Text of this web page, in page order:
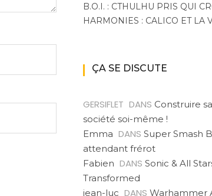
B.O.I. : CTHULHU PRIS QUI
HARMONIES : CALICO ET LA
ÇA SE DISCUTE
GERSIFLET DANS Construire
société soi-même !
Emma DANS Super Smash
attendant frérot
Fabien DANS Sonic & All
Transformed
jean-luc DANS Warhammer